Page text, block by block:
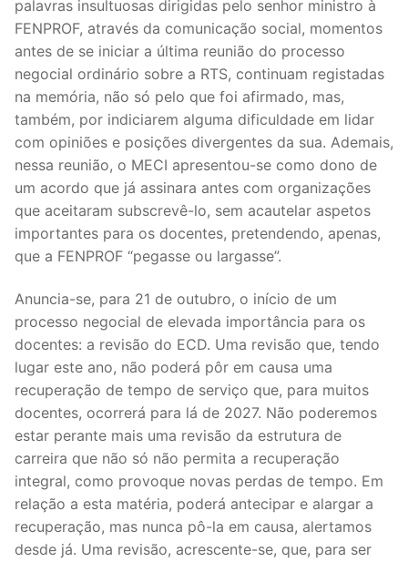
palavras insultuosas dirigidas pelo senhor ministro à
FENPROF, através da comunicação social, momentos
antes de se iniciar a última reunião do processo
negocial ordinário sobre a RTS, continuam registadas
na memória, não só pelo que foi afirmado, mas,
também, por indiciarem alguma dificuldade em lidar
com opiniões e posições divergentes da sua. Ademais,
nessa reunião, o MECI apresentou-se como dono de
um acordo que já assinara antes com organizações
que aceitaram subscrevê-lo, sem acautelar aspetos
importantes para os docentes, pretendendo, apenas,
que a FENPROF “pegasse ou largasse”.
Anuncia-se, para 21 de outubro, o início de um
processo negocial de elevada importância para os
docentes: a revisão do ECD. Uma revisão que, tendo
lugar este ano, não poderá pôr em causa uma
recuperação de tempo de serviço que, para muitos
docentes, ocorrerá para lá de 2027. Não poderemos
estar perante mais uma revisão da estrutura de
carreira que não só não permita a recuperação
integral, como provoque novas perdas de tempo. Em
relação a esta matéria, poderá antecipar e alargar a
recuperação, mas nunca pô-la em causa, alertamos
desde já. Uma revisão, acrescente-se, que, para ser